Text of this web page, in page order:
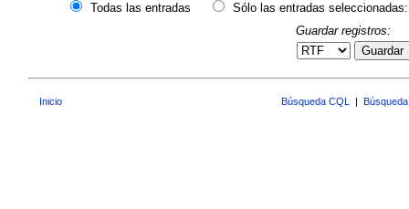
Todas las entradas
Sólo las entradas seleccionadas:
Guardar registros:
Guardar
Inicio Búsqueda CQL